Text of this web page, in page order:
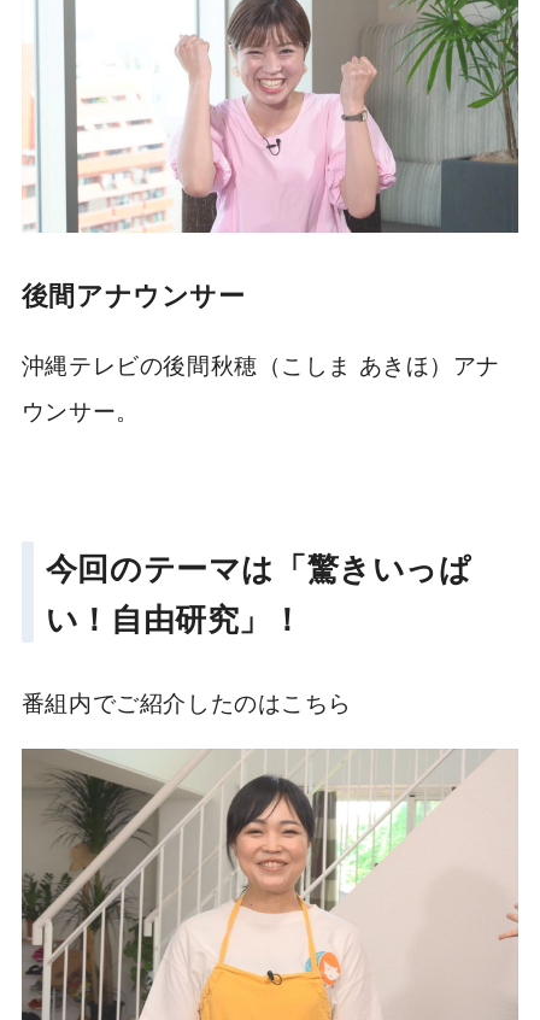
後間アナウンサー
沖縄テレビの後間秋穂（こしま あきほ）アナ
ウンサー。
今回のテーマは「驚きいっぱ
い！自由研究」！
番組内でご紹介したのはこちら